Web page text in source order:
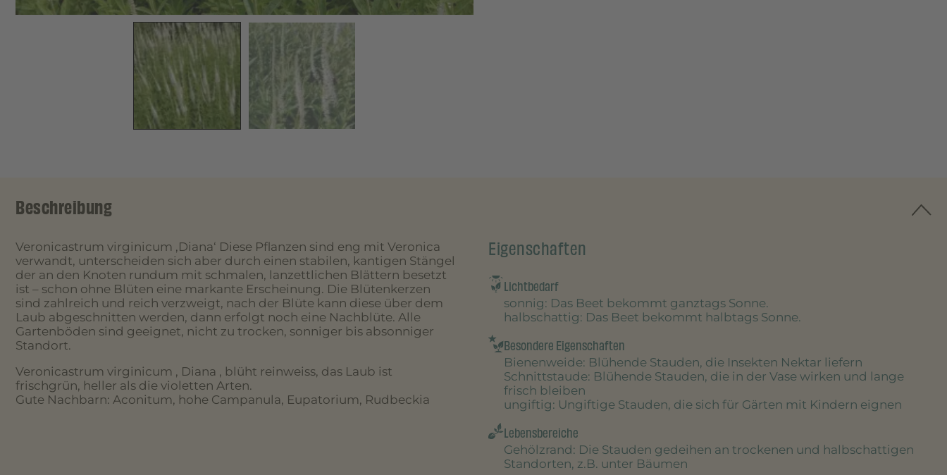
Beschreibung
Veronicastrum virginicum ‚Diana‘ Diese Pflanzen sind eng mit Veronica
verwandt, unterscheiden sich aber durch einen stabilen, kantigen Stängel
der an den Knoten rundum mit schmalen, lanzettlichen Blättern besetzt
ist – schon ohne Blüten eine markante Erscheinung. Die Blütenkerzen
sind zahlreich und reich verzweigt, nach der Blüte kann diese über dem
Laub abgeschnitten werden, dann erfolgt noch eine Nachblüte. Alle
Gartenböden sind geeignet, nicht zu trocken, sonniger bis absonniger
Standort.
Veronicastrum virginicum ‚ Diana ‚ blüht reinweiss, das Laub ist
frischgrün, heller als die violetten Arten.
Gute Nachbarn: Aconitum, hohe Campanula, Eupatorium, Rudbeckia
Eigenschaften
Lichtbedarf
sonnig: Das Beet bekommt ganztags Sonne.
halbschattig: Das Beet bekommt halbtags Sonne.
Besondere Eigenschaften
Bienenweide: Blühende Stauden, die Insekten Nektar liefern
Schnittstaude: Blühende Stauden, die in der Vase wirken und lange
frisch bleiben
ungiftig: Ungiftige Stauden, die sich für Gärten mit Kindern eignen
Lebensbereiche
Gehölzrand: Die Stauden gedeihen an trockenen und halbschattigen
Standorten, z.B. unter Bäumen